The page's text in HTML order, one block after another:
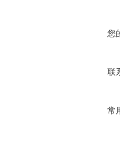
您
联
常